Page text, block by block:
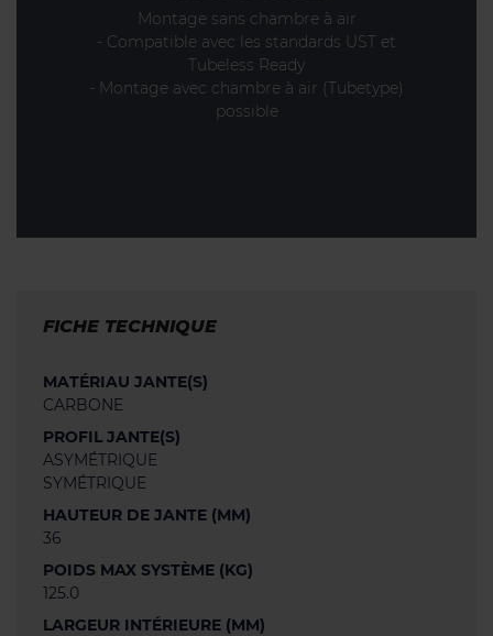
Montage sans chambre à air
- Compatible avec les standards UST et
Tubeless Ready
- Montage avec chambre à air (Tubetype)
possible
FICHE TECHNIQUE
MATÉRIAU JANTE(S)
CARBONE
PROFIL JANTE(S)
ASYMÉTRIQUE
SYMÉTRIQUE
HAUTEUR DE JANTE (MM)
36
POIDS MAX SYSTÈME (KG)
125.0
LARGEUR INTÉRIEURE (MM)